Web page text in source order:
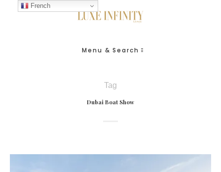
Menu & Search
Tag
Dubai Boat Show
French